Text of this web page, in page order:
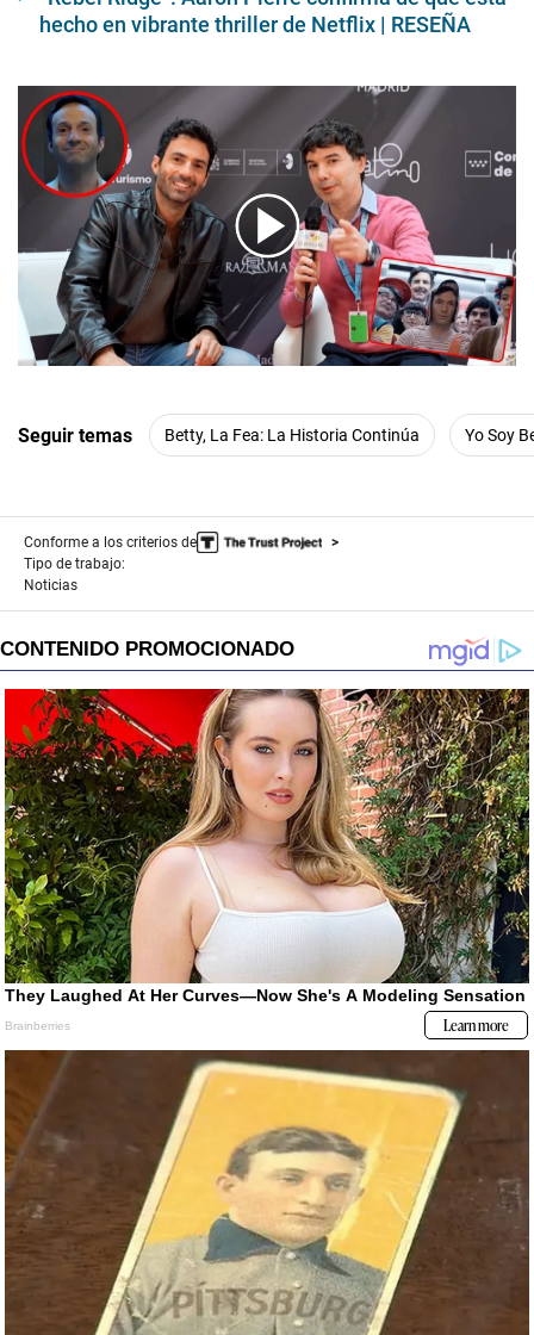
hecho en vibrante thriller de Netflix | RESEÑA
00:00/07:51
Seguir temas Betty, La Fea: La Historia Continúa Yo Soy
Conforme a los criterios de
Tipo de trabajo:
Noticias